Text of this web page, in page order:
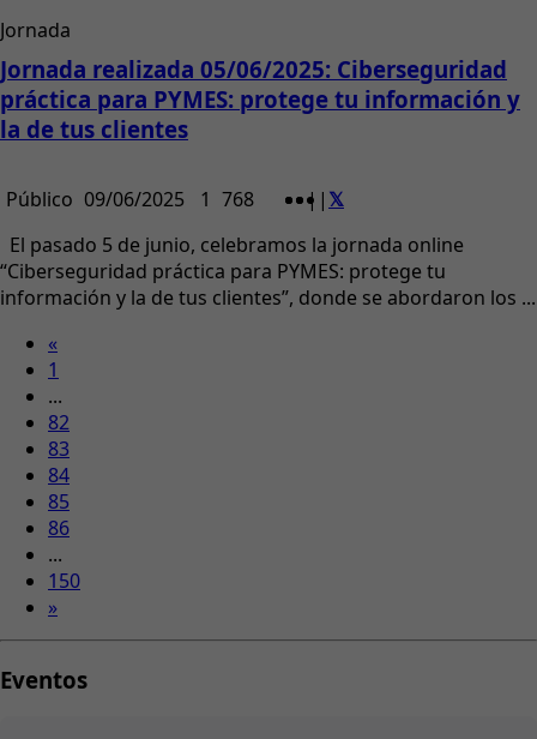
Jornada
Jornada realizada 05/06/2025: Ciberseguridad
práctica para PYMES: protege tu información y
la de tus clientes
Público 09/06/2025 1 768 | |
El pasado 5 de junio, celebramos la jornada online
“Ciberseguridad práctica para PYMES: protege tu
información y la de tus clientes”, donde se abordaron los ...
«
1
...
82
83
84
85
86
...
150
»
Eventos